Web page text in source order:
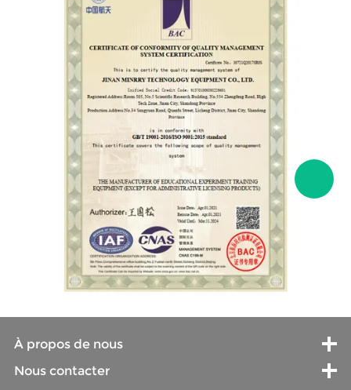
À propos de nous
Nous contacter